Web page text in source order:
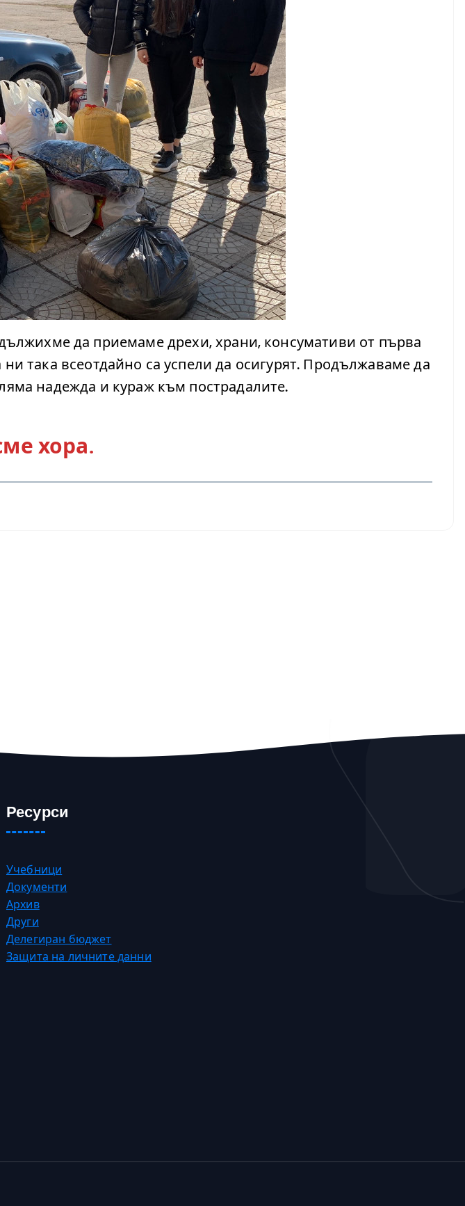
да приемаме дрехи, храни, консумативи от първа
така всеотдайно са успели да осигурят. Продължаваме да
надежда и кураж към пострадалите.
хора.
Ресурси
Учебници
Документи
Архив
Други
Делегиран бюджет
Защита на личните данни